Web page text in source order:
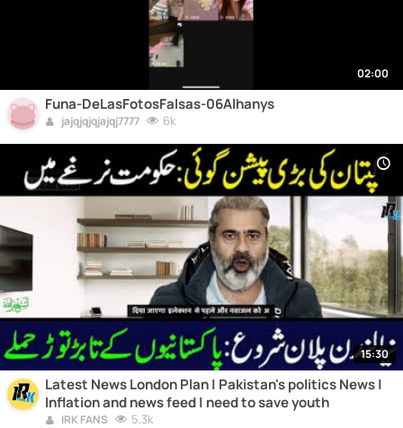
02:00
Funa-DeLasFotosFalsas-06Alhanys
jajqjqjqjajqj7777 6k
15:30
Latest News London Plan | Pakistan's politics News |
Inflation and news feed | need to save youth
IRK FANS 5,3k